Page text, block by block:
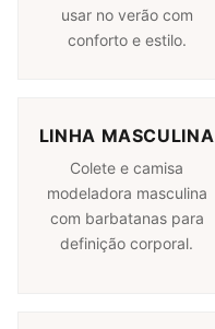
usar no verão com
conforto e estilo.
LINHA MASCULINA
Colete e camisa
modeladora masculina
com barbatanas para
definição corporal.